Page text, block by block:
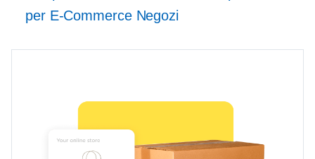
per E-CommerceNegozi